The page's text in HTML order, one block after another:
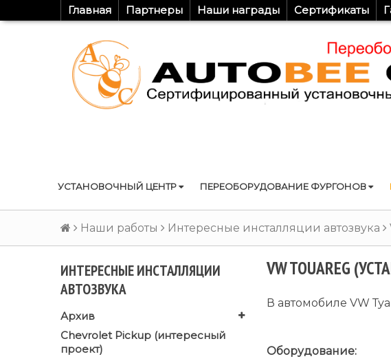
Главная Партнеры Наши награды Сертификаты
УСТАНОВОЧНЫЙ ЦЕНТР ПЕРЕОБОРУДОВАНИЕ ФУРГОНОВ
Наши работы Интересные инсталляции автозвука
ИНТЕРЕСНЫЕ ИНСТАЛЛЯЦИИ
АВТОЗВУКА
Архив
Chevrolet Pickup (интересный
проект)
VW TOUAREG
В автомобиле VW
Оборудование: